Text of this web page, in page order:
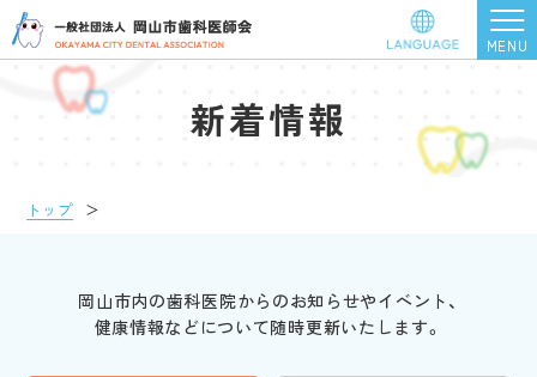
新着情報
トップ ＞
岡山市内の歯科医院からのお知らせやイベント、
健康情報などについて随時更新いたします。